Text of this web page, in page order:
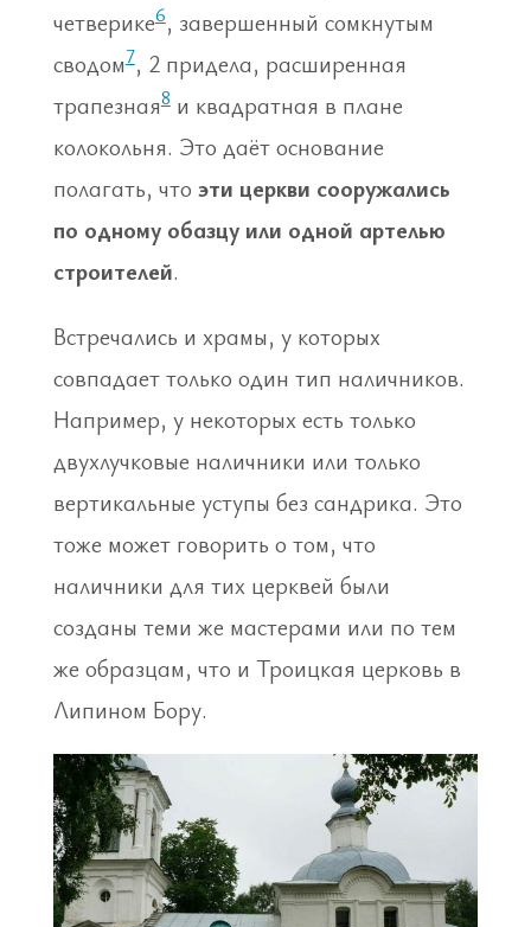
четверике6, завершенный сомкнутым
сводом7, 2 придела, расширенная
трапезная8и квадратная в плане
колокольня. Это даёт основание
полагать, что эти церкви сооружались
по одному обазцу или одной артелью
строителей.
Встречались и храмы, у которых
совпадает только один тип наличников.
Например, у некоторых есть только
двухлучковые наличники или только
вертикальные уступы без сандрика. Это
тоже может говорить о том, что
наличники для тих церквей были
созданы теми же мастерами или по тем
же образцам, что и Троицкая церковь в
Липином Бору.